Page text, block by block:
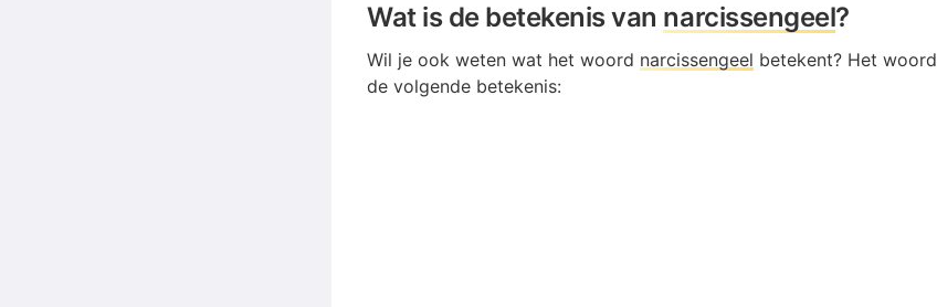
Wat is de betekenis van narcissengeel?
Wil je ook weten wat het woord narcissengeel betekent? Het woord
de volgende betekenis: